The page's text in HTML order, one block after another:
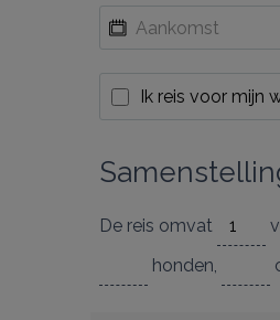
Ik reis voor mijn
De reis omvat
honden,